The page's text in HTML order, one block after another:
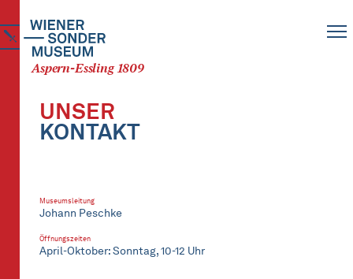
Aspern-Essling 1809
UNSER
KONTAKT
Museumsleitung
Johann Peschke
Öffnungszeiten
April-Oktober: Sonntag, 10-12 Uhr